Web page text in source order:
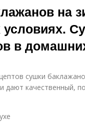
на
в
сушки
дают качественный,